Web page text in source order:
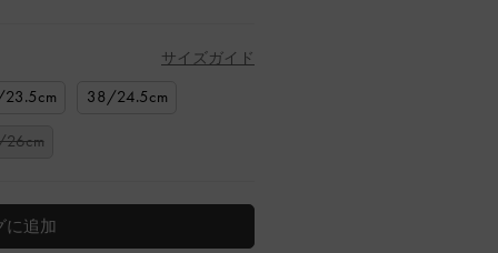
サイズガイド
38/24.5cm
に追加